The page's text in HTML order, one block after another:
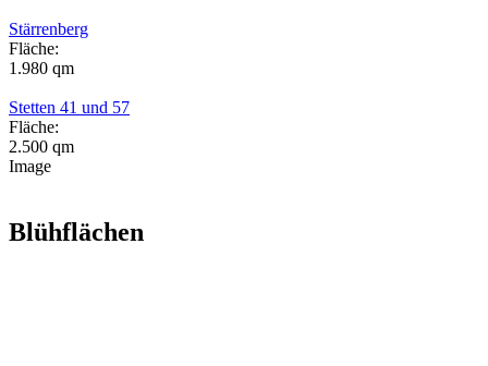
Stärrenberg
Fläche:
1.980 qm
Stetten 41 und 57
Fläche:
2.500 qm
Image
Blühflächen